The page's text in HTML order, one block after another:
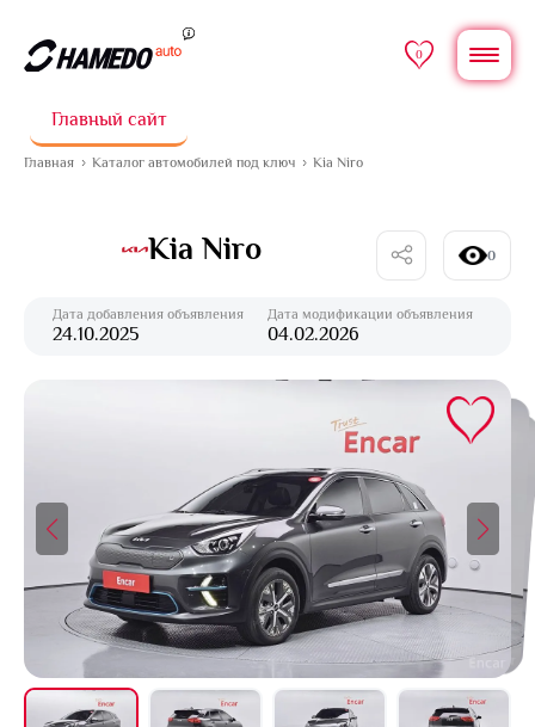
0
Главный сайт
Главная Каталог автомобилей под ключ Kia Niro
Kia Niro 0
Дата добавления объявления
24.10.2025
Дата модификации объявления
04.02.2026